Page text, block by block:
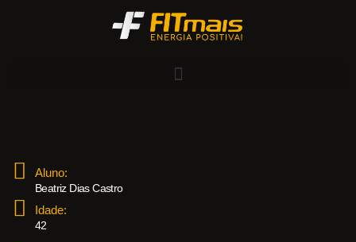
Aluno:
Beatriz Dias Castro
Idade:
42